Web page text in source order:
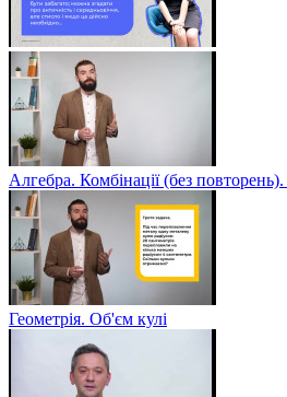
Алгебра. Комбінації (без
Геометрія. Об'єм кулі